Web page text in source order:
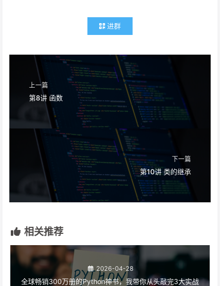
进群
上一篇
第8讲 函数
下一篇
第10讲 类的继承
相关推荐
2026-04-28
全球畅销300万册的Python神书，我带你从头敲完3大实战